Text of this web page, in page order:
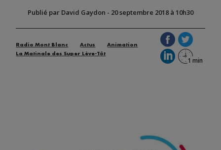
Publié par David Gaydon - 20 septembre 2018 à 10h30
Radio Mont Blanc Actus
Animation
La Matinale des Super Lève-Tôt